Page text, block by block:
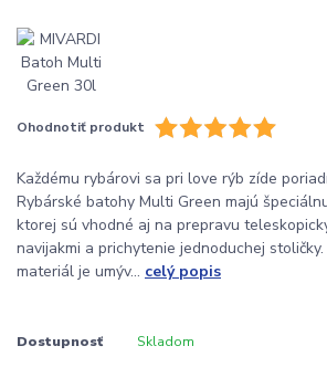
Ohodnotiť produkt
Každému rybárovi sa pri love rýb zíde
Rybárské batohy Multi Green majú
ktorej sú vhodné aj na prepravu
navijakmi a prichytenie jednoduchej
materiál je umýv... celý popis
Dostupnosť Skladom